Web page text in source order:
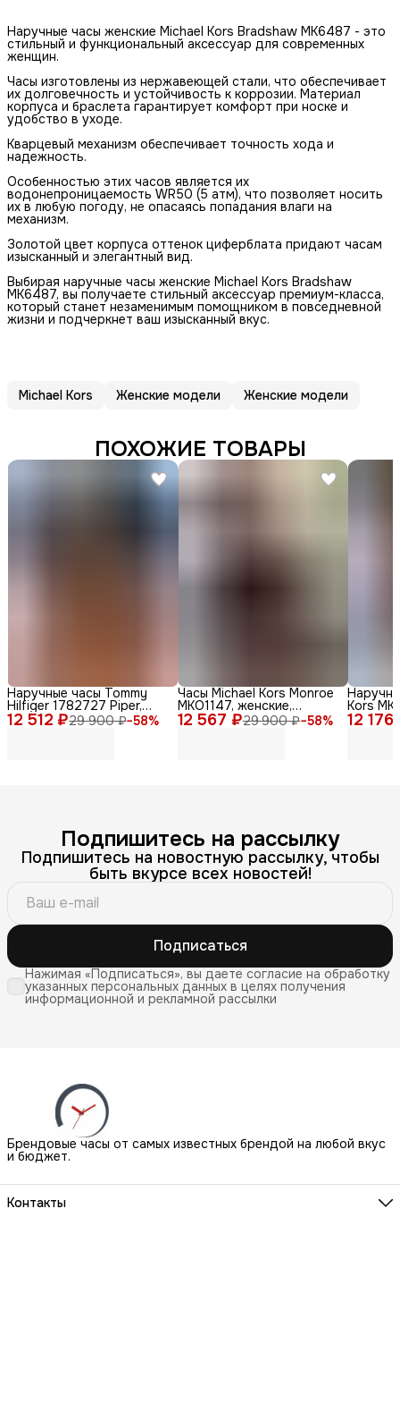
Наручные часы женские Michael Kors Bradshaw MK6487 - это
стильный и функциональный аксессуар для современных
женщин.
Часы изготовлены из нержавеющей стали, что обеспечивает
их долговечность и устойчивость к коррозии. Материал
корпуса и браслета гарантирует комфорт при носке и
удобство в уходе.
Кварцевый механизм обеспечивает точность хода и
надежность.
Особенностью этих часов является их
водонепроницаемость WR50 (5 атм), что позволяет носить
их в любую погоду, не опасаясь попадания влаги на
механизм.
Золотой цвет корпуса оттенок циферблата придают часам
изысканный и элегантный вид.
Выбирая наручные часы женские Michael Kors Bradshaw
MK6487, вы получаете стильный аксессуар премиум-класса,
который станет незаменимым помощником в повседневной
жизни и подчеркнет ваш изысканный вкус.
Michael Kors Женские модели Женские модели
ПОХОЖИЕ ТОВАРЫ
12 512 ₽29 900 ₽−58%
Наручные часы Tommy
Hilfiger 1782727 Piper,
женские, кварцевые,
нержавеющая сталь,
12 567 ₽29 900 ₽−58%
Часы Michael Kors Monroe
MKO1147, женские,
кварцевые, дизайн Zebra
Print
12 176
Kors
Подпишитесь на рассылку
Подпишитесь на новостную рассылку, чтобы
быть вкурсе всех новостей!
Подписаться
Нажимая «Подписаться», вы даете согласие на обработку
указанных персональных данных в целях получения
информационной и рекламной рассылки
Брендовые часы от самых известных брендой на любой вкус
и бюджет.
Контакты